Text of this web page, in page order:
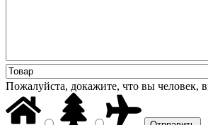
Пожалуйста, докажите, что вы человек,